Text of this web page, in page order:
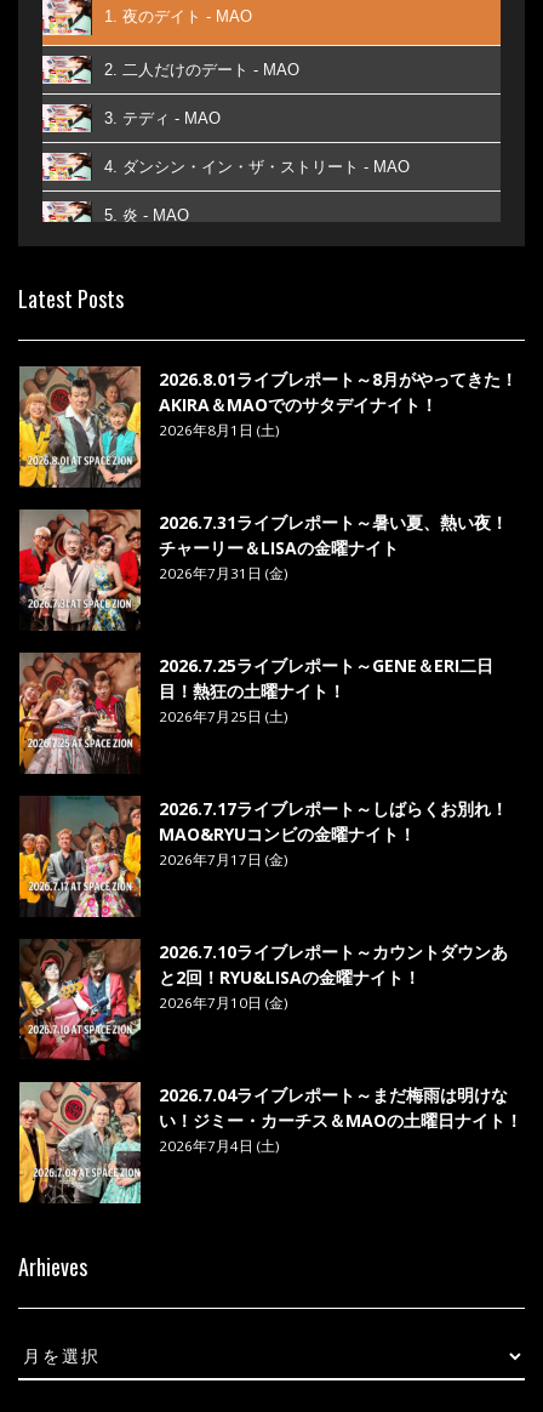
1. 夜のデイト - MAO
2. 二人だけのデート - MAO
3. テディ - MAO
4. ダンシン・イン・ザ・ストリート - MAO
5. 炎 - MAO
7. ベストフレンド - MAO
Latest Posts
2026.8.01ライブレポート～8月がやってきた！
AKIRA＆MAOでのサタデイナイト！
2026年8月1日 (土)
2026.7.31ライブレポート～暑い夏、熱い夜！
チャーリー＆LISAの金曜ナイト
2026年7月31日 (金)
2026.7.25ライブレポート～GENE＆ERI二日
目！熱狂の土曜ナイト！
2026年7月25日 (土)
2026.7.17ライブレポート～しばらくお別れ！
MAO&RYUコンビの金曜ナイト！
2026年7月17日 (金)
2026.7.10ライブレポート～カウントダウンあ
と2回！RYU&LISAの金曜ナイト！
2026年7月10日 (金)
2026.7.04ライブレポート～まだ梅雨は明けな
い！ジミー・カーチス＆MAOの土曜日ナイト！
2026年7月4日 (土)
Arhieves
Arhieves